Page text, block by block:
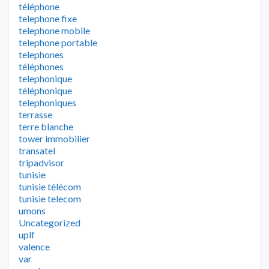
téléphone
telephone fixe
telephone mobile
telephone portable
telephones
téléphones
telephonique
téléphonique
telephoniques
terrasse
terre blanche
tower immobilier
transatel
tripadvisor
tunisie
tunisie télécom
tunisie telecom
umons
Uncategorized
uplf
valence
var